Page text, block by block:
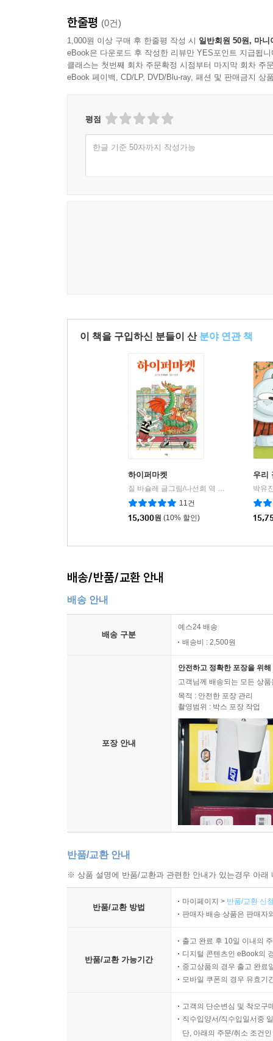
한줄평 (0건)
1,000원 이상 구매 후 한줄평 작성 시 일반회원 50원, 마니
eBook은 다운로드 후 작성한 리뷰만 YES포인트 지급됩니
클래스는 첫번째 회차 주문확정 시점부터 마지막 회차 주
eBook 페이백, CD/LP, DVD/Blu-ray, 패션 및 판매금지 상
평점
한글 기준 50자까지 작성가능
이 책을 구입하신 분들이 산 분야 연관 책
하이퍼마켓
질 바슐레 글그림/나선희 역 | 책빛
11건
15,300원 (10% 할인)
우리
박유
배송/반품/교환 안내
배송 안내
배송 구분
예스24 배송
배송비 : 2,500원
포장 안내
안전하고 정확한 포장을 위
고객님께 배송되는 모든 상
목적 : 안전한 포장 관리
촬영범위 : 박스 포장 작업
반품/교환 안내
※ 상품 설명에 반품/교환과 관련한 안내가 있는경우 아
반품/교환 방법
마이페이지 > 반품/교환 신
판매자 배송 상품은 판매자
반품/교환 가능기간
출고 완료 후 10일 이내의
디지털 콘텐츠인 eBook의
중고상품의 경우 출고 완료
모바일 쿠폰의 경우 유효기
고객의 단순변심 및 착오구
직수입양서/직수입일서중
단, 아래의 주문/취소 조건